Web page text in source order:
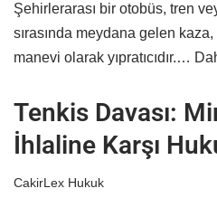
Şehirlerarası bir otobüs, tren
sırasında meydana gelen
manevi olarak yıpratıcıdır.…
Tenkis Davası:
İhlaline Karşı
CakirLex Hukuk